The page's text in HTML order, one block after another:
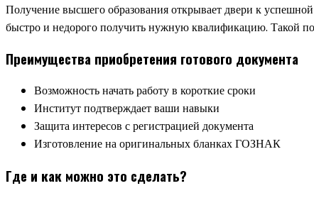
Получение высшего образования открывает двери к
быстро и недорого получить нужную квалификацию. Такой
Преимущества приобретения готового документа
Возможность начать работу в короткие сроки
Институт подтверждает ваши навыки
Защита интересов с регистрацией документа
Изготовление на оригинальных бланках ГОЗНАК
Где и как можно это сделать?